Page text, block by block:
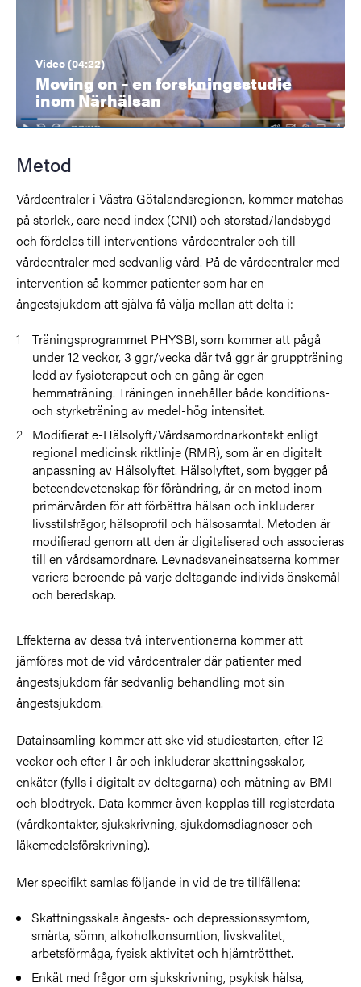
Video (04:22)
Moving on – en forskningsstudie
inom Närhälsan
Metod
Vårdcentraler i Västra Götalandsregionen, kommer matchas
på storlek, care need index (CNI) och storstad/landsbygd
och fördelas till interventions-vårdcentraler och till
vårdcentraler med sedvanlig vård. På de vårdcentraler med
intervention så kommer patienter som har en
ångestsjukdom att själva få välja mellan att delta i:
Träningsprogrammet PHYSBI, som kommer att pågå
under 12 veckor, 3 ggr/vecka där två ggr är gruppträning
ledd av fysioterapeut och en gång är egen
hemmaträning. Träningen innehåller både konditions-
och styrketräning av medel-hög intensitet.
Modifierat e-Hälsolyft/Vårdsamordnarkontakt enligt
regional medicinsk riktlinje (RMR), som är en digitalt
anpassning av Hälsolyftet. Hälsolyftet, som bygger på
beteendevetenskap för förändring, är en metod inom
primärvården för att förbättra hälsan och inkluderar
livsstilsfrågor, hälsoprofil och hälsosamtal. Metoden är
modifierad genom att den är digitaliserad och associeras
till en vårdsamordnare. Levnadsvaneinsatserna kommer
variera beroende på varje deltagande individs önskemål
och beredskap.
Effekterna av dessa två interventionerna kommer att
jämföras mot de vid vårdcentraler där patienter med
ångestsjukdom får sedvanlig behandling mot sin
ångestsjukdom.
Datainsamling kommer att ske vid studiestarten, efter 12
veckor och efter 1 år och inkluderar skattningsskalor,
enkäter (fylls i digitalt av deltagarna) och mätning av BMI
och blodtryck. Data kommer även kopplas till registerdata
(vårdkontakter, sjukskrivning, sjukdomsdiagnoser och
läkemedelsförskrivning).
Mer specifikt samlas följande in vid de tre tillfällena:
Skattningsskala ångests- och depressionssymtom,
smärta, sömn, alkoholkonsumtion, livskvalitet,
arbetsförmåga, fysisk aktivitet och hjärntrötthet.
Enkät med frågor om sjukskrivning, psykisk hälsa,